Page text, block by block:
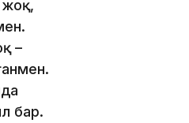
жоқ,
–
бар.